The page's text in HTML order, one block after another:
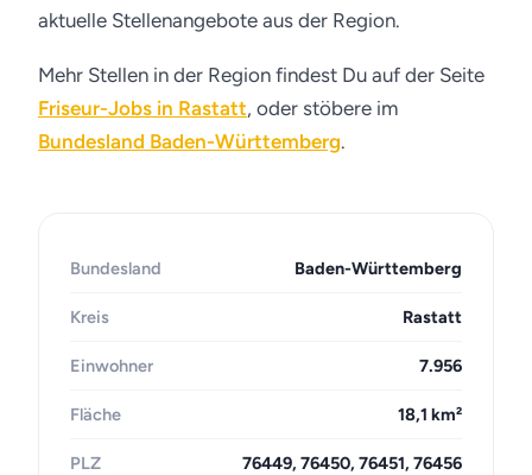
aktuelle Stellenangebote aus der Region.
Mehr Stellen in der Region findest Du auf der Seite
Friseur-Jobs in Rastatt, oder stöbere im
Bundesland Baden-Württemberg.
Bundesland Baden-Württemberg
Kreis Rastatt
Einwohner 7.956
Fläche 18,1 km²
PLZ 76449, 76450, 76451, 76456